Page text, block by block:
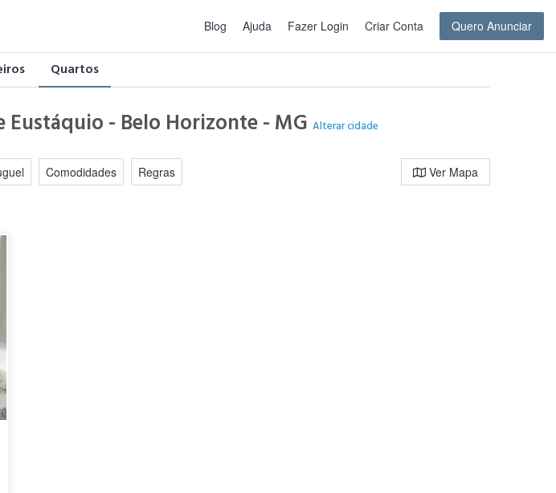
Blog Ajuda Fazer Login Criar Conta Quero Anunciar
Quartos
- Belo Horizonte - MGAlterar cidade
Comodidades Regras Ver Mapa